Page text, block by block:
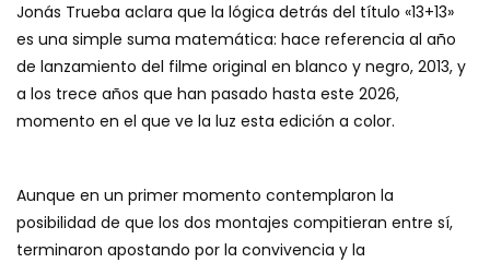
Jonás Trueba aclara que la lógica detrás del título «13+13»
es una simple suma matemática: hace referencia al año
de lanzamiento del filme original en blanco y negro, 2013, y
a los trece años que han pasado hasta este 2026,
momento en el que ve la luz esta edición a color.
Aunque en un primer momento contemplaron la
posibilidad de que los dos montajes compitieran entre sí,
terminaron apostando por la convivencia y la